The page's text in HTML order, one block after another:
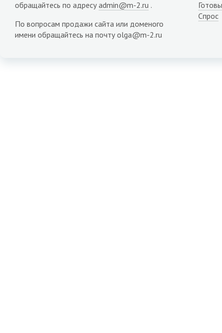
обращайтесь по адресу admin@m-2.ru .
По вопросам продажи сайта или доменого
имени обращайтесь на почту olga@m-2.ru
Спрос